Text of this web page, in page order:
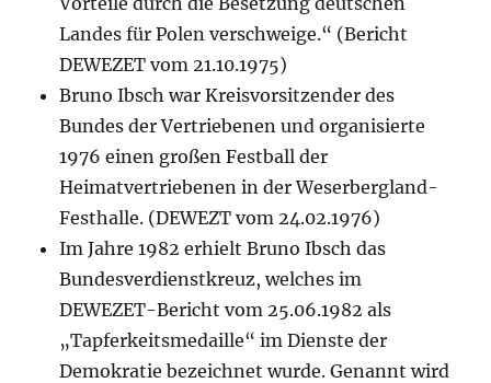
Landes für Polen verschweige.“ (Bericht
DEWEZET vom 21.10.1975)
Bruno Ibsch war Kreisvorsitzender des
Bundes der Vertriebenen und organisierte
1976 einen großen Festball der
Heimatvertriebenen in der Weserbergland-
Festhalle. (DEWEZT vom 24.02.1976)
Im Jahre 1982 erhielt Bruno Ibsch das
Bundesverdienstkreuz, welches im
DEWEZET-Bericht vom 25.06.1982 als
„Tapferkeitsmedaille“ im Dienste der
Demokratie bezeichnet wurde. Genannt wird